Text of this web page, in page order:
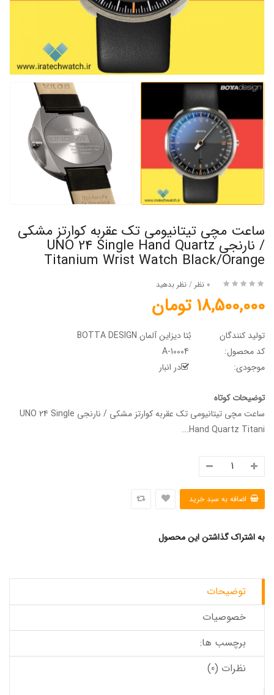
ساعت مچی تیتانیومی تک عقربه کوارتز مشکی
/ نارنجی UNO 24 Single Hand Quartz
Titanium Wrist Watch Black/Orange
0 نظر / نظر بدهید
18,500,000 تومان
تولید کنندگان
بُتا دیزاین آلمان BOTTA DESIGN
کد محصول:
موجودی:
در انبار
توضیحات کوتاه
ساعت مچی تیتانیومی تک عقربه کوارتز مشکی / نارنجی UNO 24 Single
Hand Quartz Titani...
به اشتراک گذاشتن این محصول
توضیحات
خصوصیات
برچسب ها:
نظرات (0)